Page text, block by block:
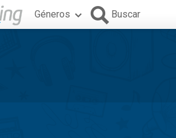
Géneros Buscar